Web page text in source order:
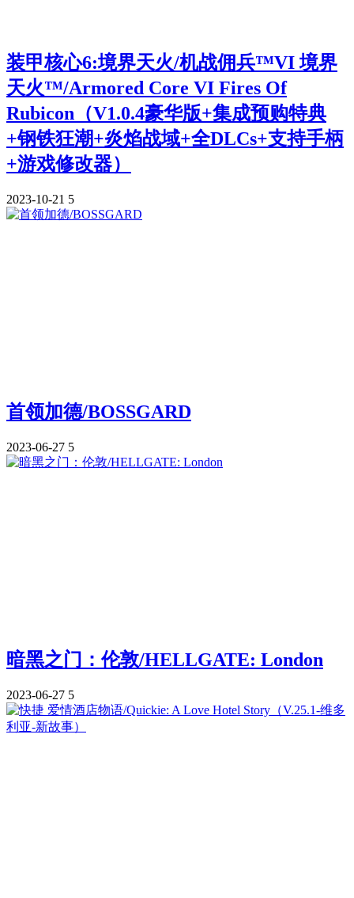
装甲核心6:境界天火/机战佣兵™VI 境界
天火™/Armored Core VI Fires Of
Rubicon（V1.0.4豪华版+集成预购特典
+钢铁狂潮+炎焰战域+全DLCs+支持手柄
+游戏修改器）
2023-10-21 5
首领加德/BOSSGARD
2023-06-27 5
暗黑之门：伦敦/HELLGATE: London
2023-06-27 5